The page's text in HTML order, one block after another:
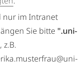
nur im Intranet
Sie bitte ".uni-
z.B.